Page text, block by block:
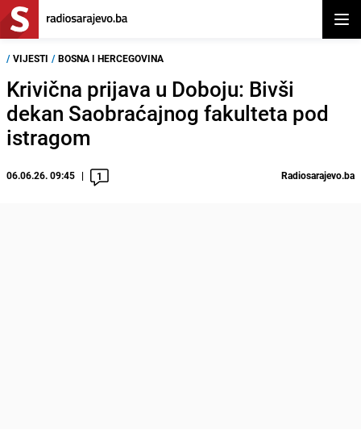
/ VIJESTI / BOSNA I HERCEGOVINA
Krivična prijava u Doboju: Bivši
dekan Saobraćajnog fakulteta pod
istragom
06.06.26. 09:45 1 Radiosarajevo.ba